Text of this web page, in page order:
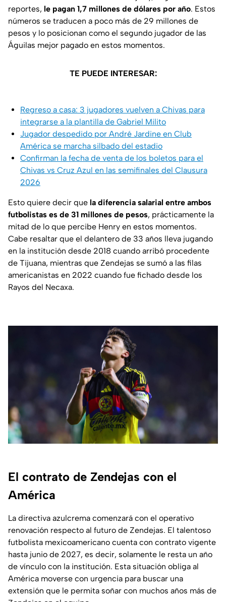
reportes, le pagan 1,7 millones de dólares por año. Estos
números se traducen a poco más de 29 millones de
pesos y lo posicionan como el segundo jugador de las
Águilas mejor pagado en estos momentos.
TE PUEDE INTERESAR:
Regreso a casa: 3 jugadores vuelven a Chivas para
integrarse a la plantilla de Gabriel Milito
Jugador despedido por André Jardine en Club
América se marcha silbado del estadio
Confirman la fecha de venta de los boletos para el
Chivas vs Cruz Azul en las semifinales del Clausura
2026
Esto quiere decir que la diferencia salarial entre ambos
futbolistas es de 31 millones de pesos, prácticamente la
mitad de lo que percibe Henry en estos momentos.
Cabe resaltar que el delantero de 33 años lleva jugando
en la institución desde 2018 cuando arribó procedente
de Tijuana, mientras que Zendejas se sumó a las filas
americanistas en 2022 cuando fue fichado desde los
Rayos del Necaxa.
El contrato de Zendejas con el
América
La directiva azulcrema comenzará con el operativo
renovación respecto al futuro de Zendejas. El talentoso
futbolista mexicoamericano cuenta con contrato vigente
hasta junio de 2027, es decir, solamente le resta un año
de vínculo con la institución. Esta situación obliga al
América moverse con urgencia para buscar una
extensión que le permita soñar con muchos años más de